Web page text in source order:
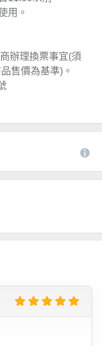
用。
辦理換票事宜(須
售價為基準)。
號